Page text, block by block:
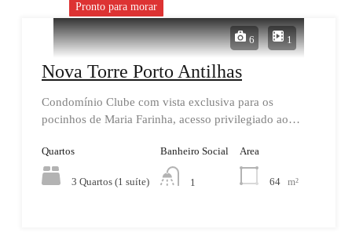
6 1
Pronto para morar
Nova Torre Porto Antilhas
Condomínio Clube com vista exclusiva para os
pocinhos de Maria Farinha, acesso privilegiado ao…
Quartos
3 Quartos (1 suíte)
Banheiro Social
1
Area
64 m²